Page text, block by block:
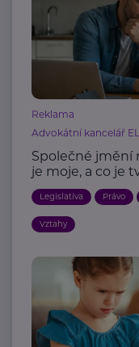
Reklama
Advokátní kancelář
Společné jmění
je moje, a co je
Legislativa Právo
Vztahy